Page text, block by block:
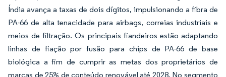
Índia avança a taxas de dois dígitos, impulsionando a fibra de
PA-66 de alta tenacidade para airbags, correias industriais e
meios de filtração. Os principais fiandeiros estão adaptando
linhas de fiação por fusão para chips de PA-66 de base
biológica a fim de cumprir as metas dos proprietários de
marcas de 25% de conteúdo renovável até 2028. No segmento